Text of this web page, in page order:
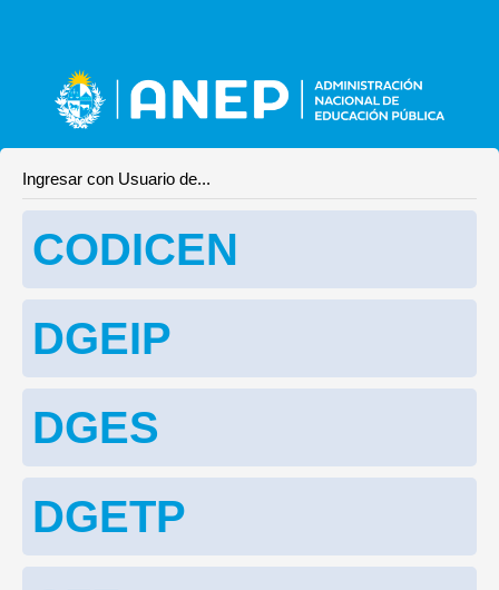
Ingresar con Usuario de...
CODICEN
DGEIP
DGES
DGETP